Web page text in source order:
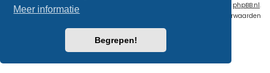
Meer informatie
Begrepen!
phpBB.nl.
Gebruikersvoorwaarden